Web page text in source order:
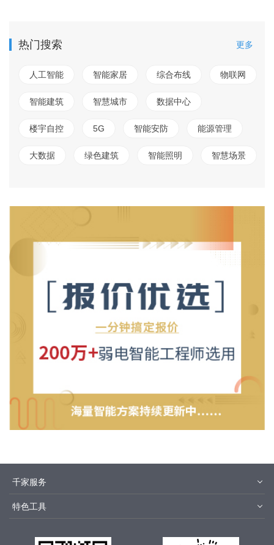
热门搜索 更多
人工智能 智能家居 综合布线 物联网
智能建筑 智慧城市 数据中心
楼宇自控 5G 智能安防 能源管理
大数据 绿色建筑 智能照明 智慧场景
千家服务
千家文库
特色工具